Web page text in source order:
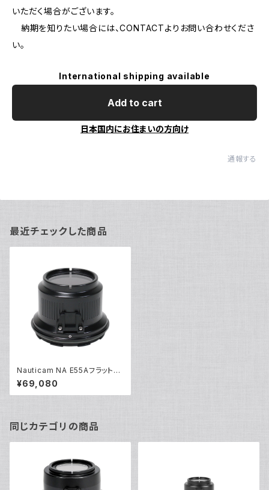
いただく場合がございます。
納期を知りたい場合には、CONTACTよりお問い合わせくださ
い。
International shipping available
Add to cart
日本国内にお住まいの方向け
通報する
最近チェックした商品
Nauticam NA E55Aフラットポ
ート [20716]
¥69,080
同じカテゴリの商品